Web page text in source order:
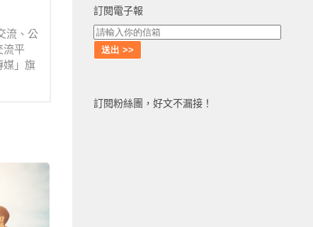
流、公
流平
媒」旗
訂閱電子報
訂閱粉絲團，好文不漏接！